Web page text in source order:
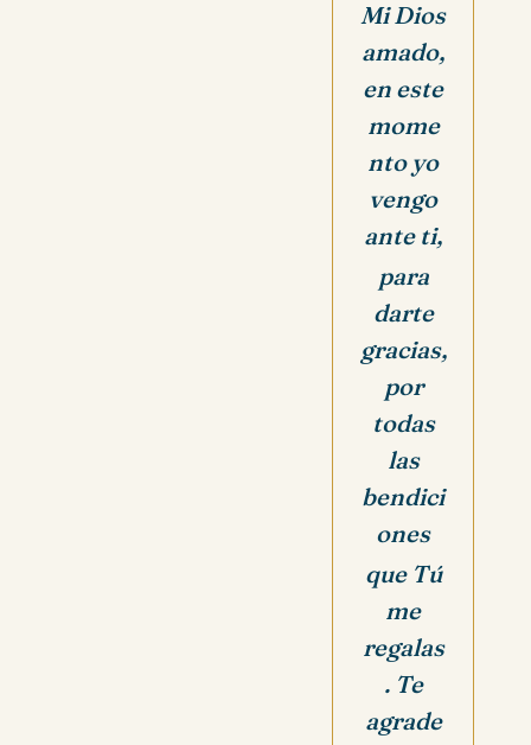
Mi Dios
amado,
en este
mome
nto yo
vengo
ante ti,
para
darte
gracias,
por
todas
las
bendici
ones
que Tú
me
regalas
. Te
agrade